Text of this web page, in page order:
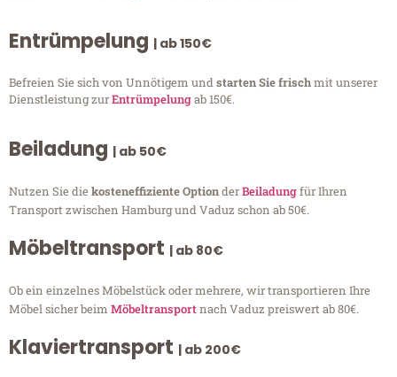
Entrümpelung | ab 150€
Befreien Sie sich von Unnötigem undstarten Sie frischmit unserer
Dienstleistung zurEntrümpelungab 150€.
Beiladung | ab 50€
Nutzen Sie diekosteneffiziente OptionderBeiladungfür Ihren
Transport zwischen Hamburg und Vaduz schon ab 50€.
Möbeltransport | ab 80€
Ob ein einzelnes Möbelstück oder mehrere, wir transportieren Ihre
Möbel sicher beim Möbeltransportnach Vaduz preiswert ab 80€.
Klaviertransport | ab 200€